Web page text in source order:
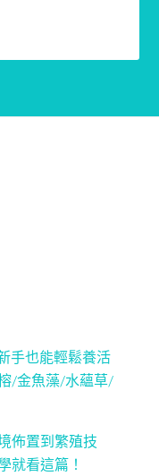
手也能輕鬆養活
/金魚藻/水蘊草/
佈置到繁殖技
就看這篇！